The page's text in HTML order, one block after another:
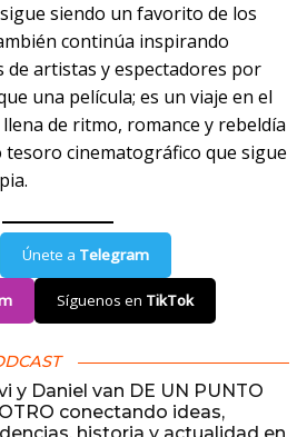
siendo un favorito de los
continúa inspirando
de artistas y espectadores por
una película; es un viaje en el
de ritmo, romance y rebeldía
cinematográfico que sigue
Únete a Telegram
Síguenos en TikTok
y Daniel van DE UN PUNTO
conectando ideas,